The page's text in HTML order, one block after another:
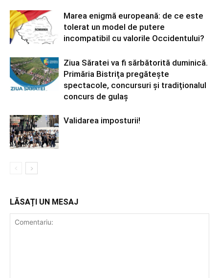
Marea enigmă europeană: de ce este
tolerat un model de putere
incompatibil cu valorile Occidentului?
Ziua Săratei va fi sărbătorită duminică.
Primăria Bistrița pregătește
spectacole, concursuri și tradiționalul
concurs de gulaș
Validarea imposturii!
LĂSAȚI UN MESAJ